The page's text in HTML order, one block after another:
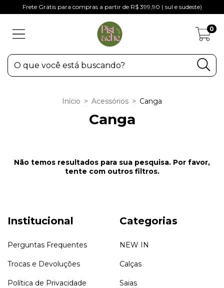
Frete Grátis para compras a partir de R$ 399,90 ( sul e sudeste)
0
Início > Acessórios > Canga
Canga
Não temos resultados para sua pesquisa. Por favor,
tente com outros filtros.
Institucional
Perguntas Frequentes
Trocas e Devoluções
Política de Privacidade
Categorias
NEW IN
Calças
Saias